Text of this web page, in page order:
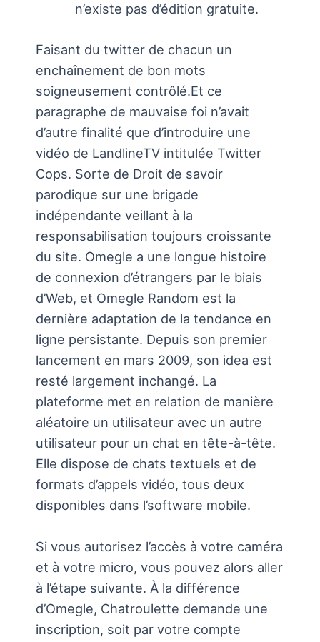
n’existe pas d’édition gratuite.
Faisant du twitter de chacun un
enchaînement de bon mots
soigneusement contrôlé.Et ce
paragraphe de mauvaise foi n’avait
d’autre finalité que d’introduire une
vidéo de LandlineTV intitulée Twitter
Cops. Sorte de Droit de savoir
parodique sur une brigade
indépendante veillant à la
responsabilisation toujours croissante
du site. Omegle a une longue histoire
de connexion d’étrangers par le biais
d’Web, et Omegle Random est la
dernière adaptation de la tendance en
ligne persistante. Depuis son premier
lancement en mars 2009, son idea est
resté largement inchangé. La
plateforme met en relation de manière
aléatoire un utilisateur avec un autre
utilisateur pour un chat en tête-à-tête.
Elle dispose de chats textuels et de
formats d’appels vidéo, tous deux
disponibles dans l’software mobile.
Si vous autorisez l’accès à votre caméra
et à votre micro, vous pouvez alors aller
à l’étape suivante. À la différence
d’Omegle, Chatroulette demande une
inscription, soit par votre compte